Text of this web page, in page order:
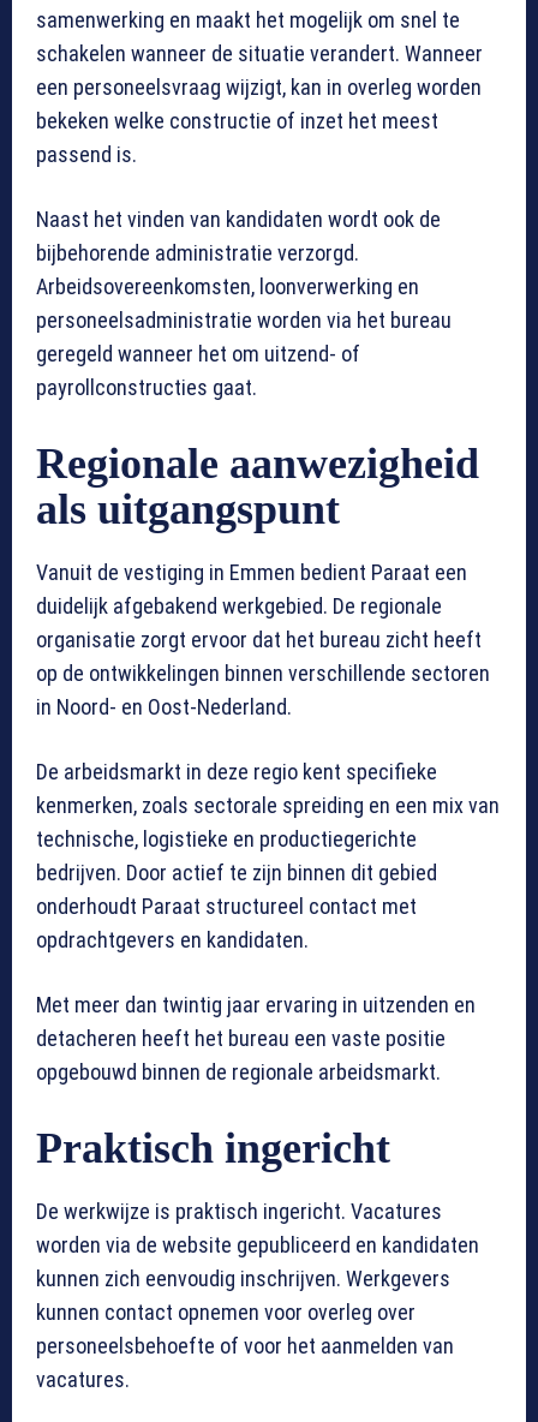
samenwerking en maakt het mogelijk om snel te
schakelen wanneer de situatie verandert. Wanneer
een personeelsvraag wijzigt, kan in overleg worden
bekeken welke constructie of inzet het meest
passend is.
Naast het vinden van kandidaten wordt ook de
bijbehorende administratie verzorgd.
Arbeidsovereenkomsten, loonverwerking en
personeelsadministratie worden via het bureau
geregeld wanneer het om uitzend- of
payrollconstructies gaat.
Regionale aanwezigheid
als uitgangspunt
Vanuit de vestiging in Emmen bedient Paraat een
duidelijk afgebakend werkgebied. De regionale
organisatie zorgt ervoor dat het bureau zicht heeft
op de ontwikkelingen binnen verschillende sectoren
in Noord- en Oost-Nederland.
De arbeidsmarkt in deze regio kent specifieke
kenmerken, zoals sectorale spreiding en een mix van
technische, logistieke en productiegerichte
bedrijven. Door actief te zijn binnen dit gebied
onderhoudt Paraat structureel contact met
opdrachtgevers en kandidaten.
Met meer dan twintig jaar ervaring in uitzenden en
detacheren heeft het bureau een vaste positie
opgebouwd binnen de regionale arbeidsmarkt.
Praktisch ingericht
De werkwijze is praktisch ingericht. Vacatures
worden via de website gepubliceerd en kandidaten
kunnen zich eenvoudig inschrijven. Werkgevers
kunnen contact opnemen voor overleg over
personeelsbehoefte of voor het aanmelden van
vacatures.